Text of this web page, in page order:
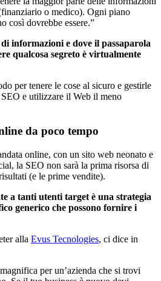
o medico). Ogni piano
così dovrebbe essere.”
informazioni e dove il passaparola
qualcosa segreto è virtualmente
per tenere le cose al sicuro e gestirle
e utilizzare il Web il meno
da poco tempo
online, con un sito web neonato e
la SEO non sarà la prima risorsa di
(e le prime vendite).
a tanti utenti target è una strategia
generico che possono fornire i
alla Evus Tecnologies, ci dice in
per un’azienda che si trovi